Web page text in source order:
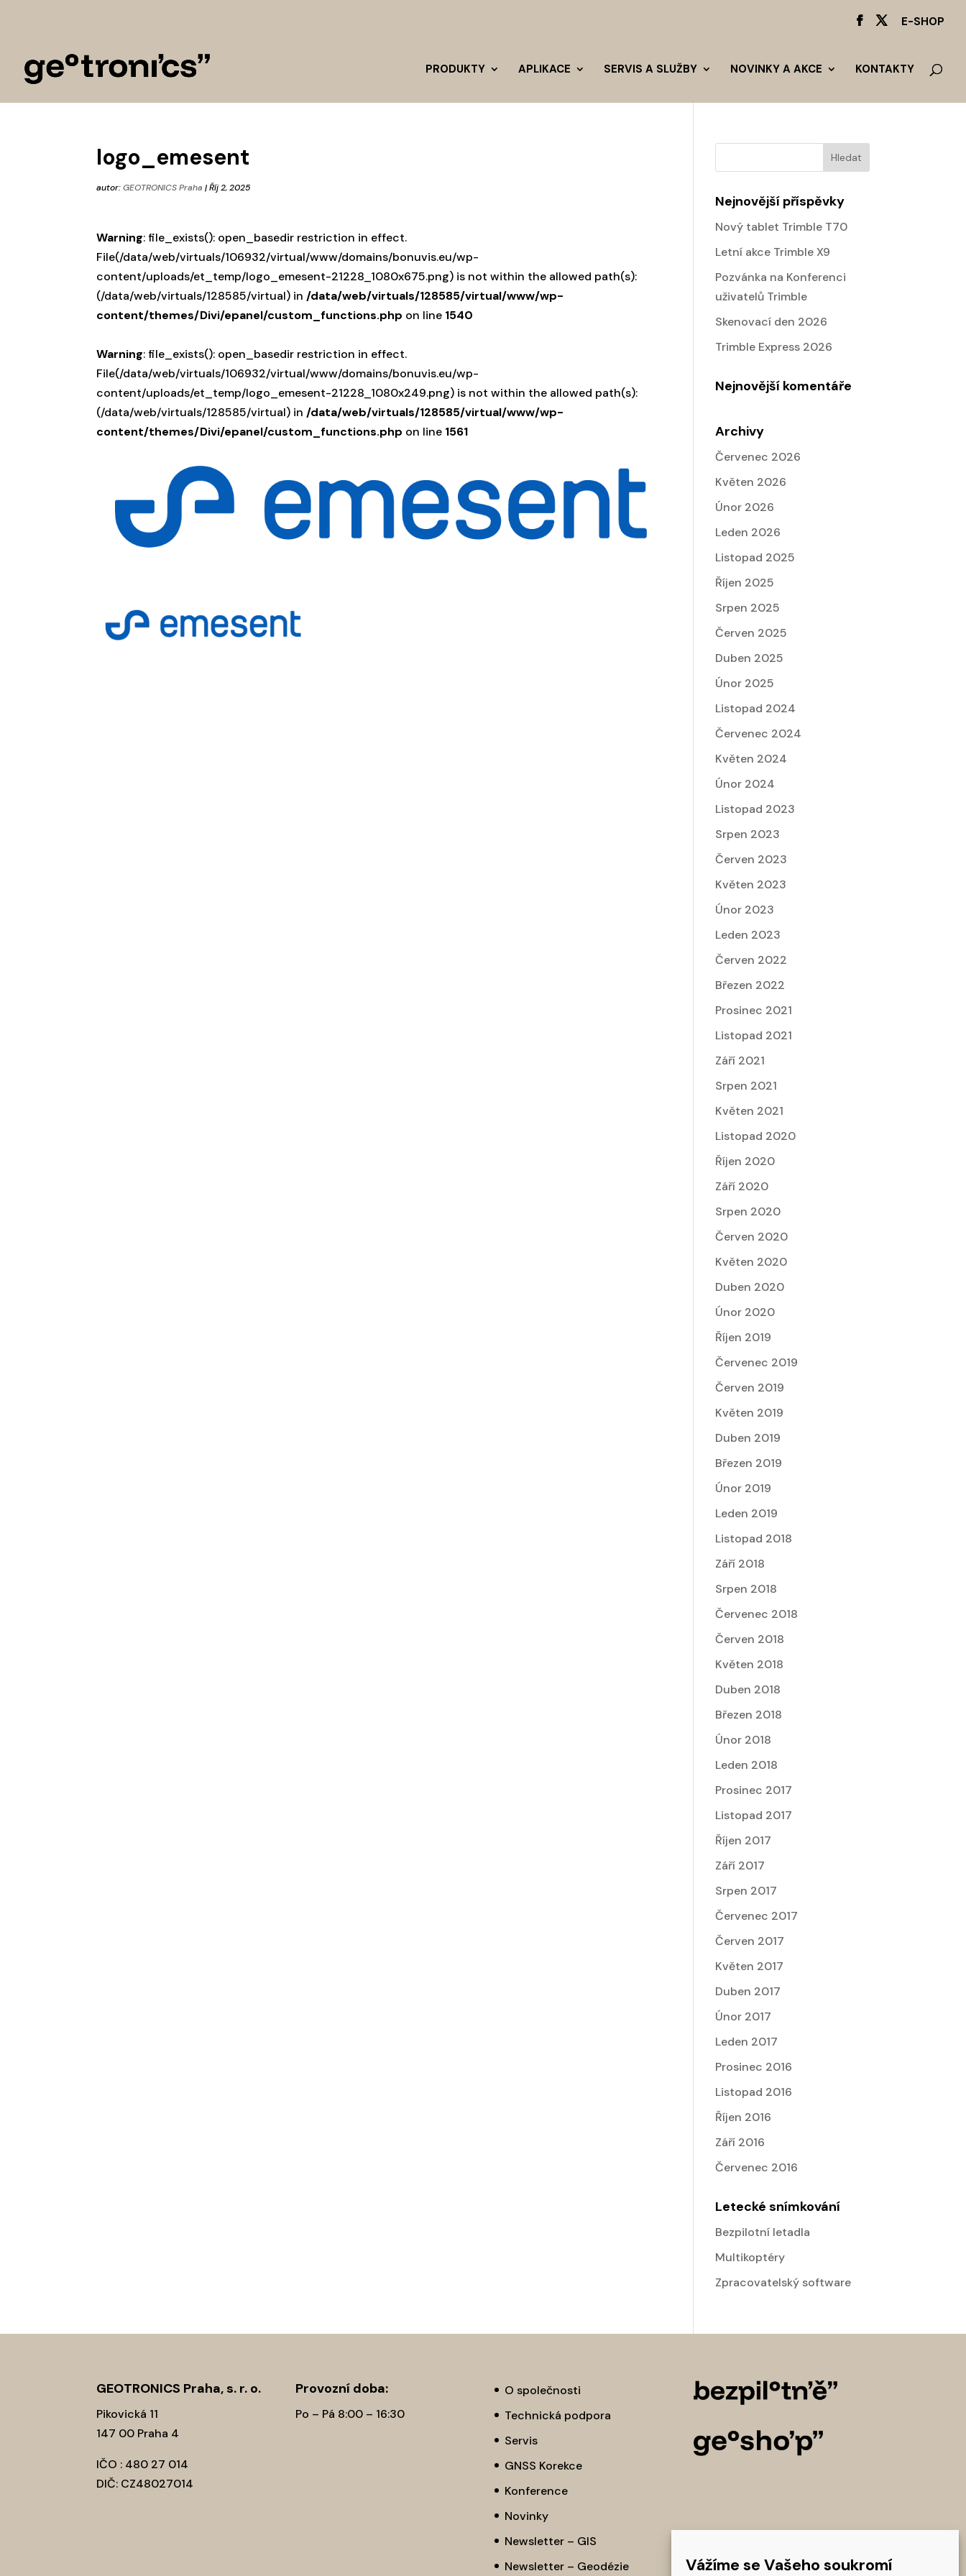
Vážíme se Vašeho soukromí
E-SHOP
PRODUKTY APLIKACE SERVIS A SLUŽBY NOVINKY A AKCE KONTAKTY
logo_emesent
autor:GEOTRONICS Praha |Říj 2, 2025
Warning: file_exists(): open_basedir restriction in effect.
File(/data/web/virtuals/106932/virtual/www/domains/bonuvis.eu/wp-
content/uploads/et_temp/logo_emesent-21228_1080x675.png) is not within the allowed path(s):
(/data/web/virtuals/128585/virtual) in /data/web/virtuals/128585/virtual/www/wp-
content/themes/Divi/epanel/custom_functions.php on line 1540
Warning: file_exists(): open_basedir restriction in effect.
File(/data/web/virtuals/106932/virtual/www/domains/bonuvis.eu/wp-
content/uploads/et_temp/logo_emesent-21228_1080x249.png) is not within the allowed path(s):
(/data/web/virtuals/128585/virtual) in /data/web/virtuals/128585/virtual/www/wp-
content/themes/Divi/epanel/custom_functions.php on line 1561
Nejnovější příspěvky
Nový tablet Trimble T70
Letní akce Trimble X9
Pozvánka na Konferenci
uživatelů Trimble
Skenovací den 2026
Trimble Express 2026
Nejnovější komentáře
Archivy
Červenec 2026
Květen 2026
Únor 2026
Leden 2026
Listopad 2025
Říjen 2025
Srpen 2025
Červen 2025
Duben 2025
Únor 2025
Listopad 2024
Červenec 2024
Květen 2024
Únor 2024
Listopad 2023
Srpen 2023
Červen 2023
Květen 2023
Únor 2023
Leden 2023
Červen 2022
Březen 2022
Prosinec 2021
Listopad 2021
Září 2021
Srpen 2021
Květen 2021
Listopad 2020
Říjen 2020
Září 2020
Srpen 2020
Červen 2020
Květen 2020
Duben 2020
Únor 2020
Říjen 2019
Červenec 2019
Červen 2019
Květen 2019
Duben 2019
Březen 2019
Únor 2019
Leden 2019
Listopad 2018
Září 2018
Srpen 2018
Červenec 2018
Červen 2018
Květen 2018
Duben 2018
Březen 2018
Únor 2018
Leden 2018
Prosinec 2017
Listopad 2017
Říjen 2017
Září 2017
Srpen 2017
Červenec 2017
Červen 2017
Květen 2017
Duben 2017
Únor 2017
Leden 2017
Prosinec 2016
Listopad 2016
Říjen 2016
Září 2016
Červenec 2016
Letecké snímkování
Bezpilotní letadla
Multikoptéry
Zpracovatelský software
GEOTRONICS Praha, s. r. o.
Pikovická 11
147 00 Praha 4
IČO : 480 27 014
DIČ: CZ48027014
Provozní­ doba:
Po – Pá 8:00 – 16:30
O společnosti
Technická podpora
Servis
GNSS Korekce
Konference
Novinky
Newsletter – GIS
Newsletter – Geodézie